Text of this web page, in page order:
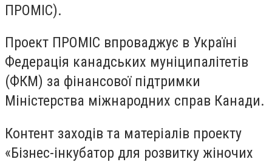
ПРОМІС).
Проект ПРОМІС впроваджує в Україні
Федерація канадських муніципалітетів
(ФКМ) за фінансової підтримки
Міністерства міжнародних справ Канади.
Контент заходів та матеріалів проекту
«Бізнес-інкубатор для розвитку жіночих